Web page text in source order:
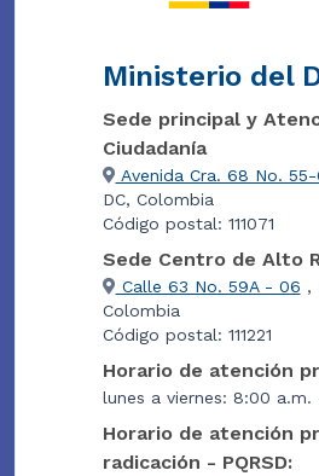
Ministerio del
Sede principal y
Ciudadanía
Avenida Cra. 68 No. 55-
DC, Colombia
Código postal: 111071
Sede Centro de Alto
Calle 63 No. 59A - 06 ,
Colombia
Código postal: 111221
Horario de atención
lunes a viernes: 8:00
Horario de atención
radicación - PQRSD: